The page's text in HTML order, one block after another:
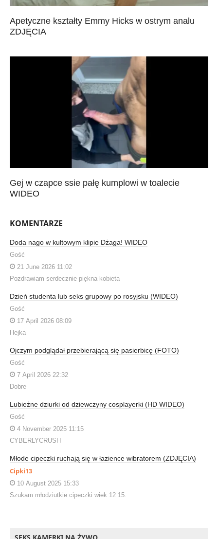
Apetyczne kształty Emmy Hicks w ostrym analu
ZDJĘCIA
Gej w czapce ssie pałę kumplowi w toalecie
WIDEO
KOMENTARZE
Doda nago w kultowym klipie Dżaga! WIDEO
Gość
21 June 2026 11:02
Pozdrawiam serdecznie piękna kobieta
Dzień studenta lub seks grupowy po rosyjsku (WIDEO)
Gość
17 April 2026 08:09
Hejka
Ojczym podglądał przebierającą się pasierbicę (FOTO)
Gość
7 April 2026 22:32
Dobre
Lubieżne dziurki od dziewczyny cosplayerki (HD WIDEO)
Gość
4 November 2025 11:15
CYBERLYCRUSH
Młode cipeczki ruchają się w łazience wibratorem (ZDJĘCIA)
Cipki13
10 August 2025 15:33
Szukam młodziutkie cipeczki wiek 12 15.